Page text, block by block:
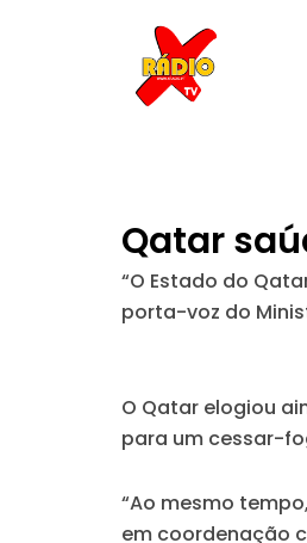
Qatar
“O Estado do
porta-voz do
O Qatar elogiou
para um cessar-
“Ao mesmo
em coordenação